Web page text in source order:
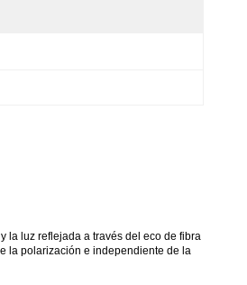
la luz reflejada a través del eco de fibra
la polarización e independiente de la